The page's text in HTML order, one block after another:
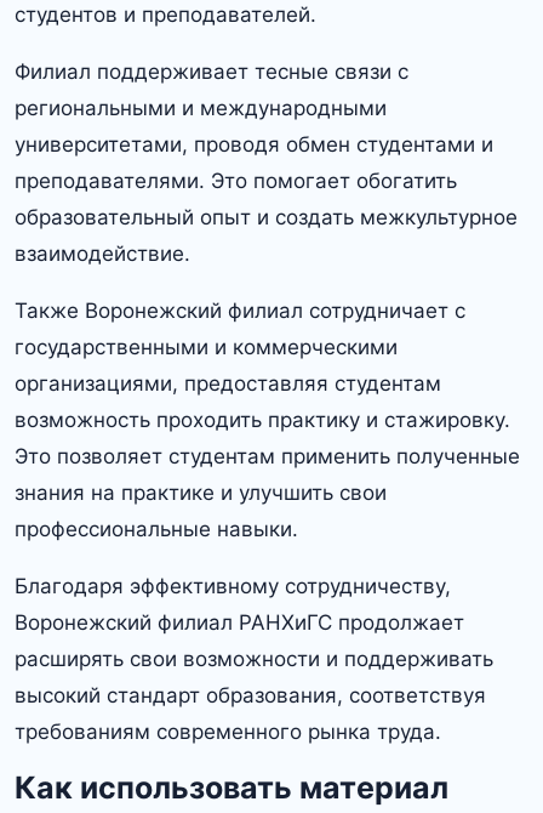
студентов и преподавателей.​
Филиал поддерживает тесные связи с
региональными и международными
университетами, проводя обмен студентами и
преподавателями. Это помогает обогатить
образовательный опыт и создать межкультурное
взаимодействие.​
Также Воронежский филиал сотрудничает с
государственными и коммерческими
организациями, предоставляя студентам
возможность проходить практику и стажировку.​
Это позволяет студентам применить полученные
знания на практике и улучшить свои
профессиональные навыки.​
Благодаря эффективному сотрудничеству,
Воронежский филиал РАНХиГС продолжает
расширять свои возможности и поддерживать
высокий стандарт образования, соответствуя
требованиям современного рынка труда.
Как использовать материал